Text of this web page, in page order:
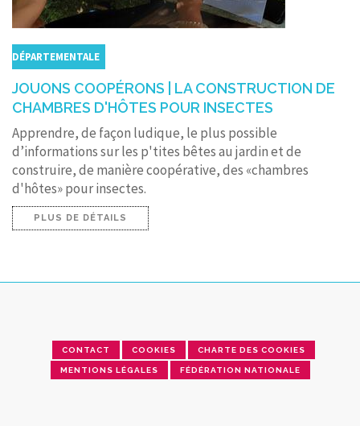
DÉPARTEMENTALE
JOUONS COOPÉRONS | LA CONSTRUCTION DE
CHAMBRES D'HÔTES POUR INSECTES
Apprendre, de façon ludique, le plus possible
d’informations sur les p'tites bêtes au jardin et de
construire, de manière coopérative, des «chambres
d'hôtes» pour insectes.
PLUS DE DÉTAILS
CONTACT COOKIES CHARTE DES COOKIES
MENTIONS LÉGALES FÉDÉRATION NATIONALE